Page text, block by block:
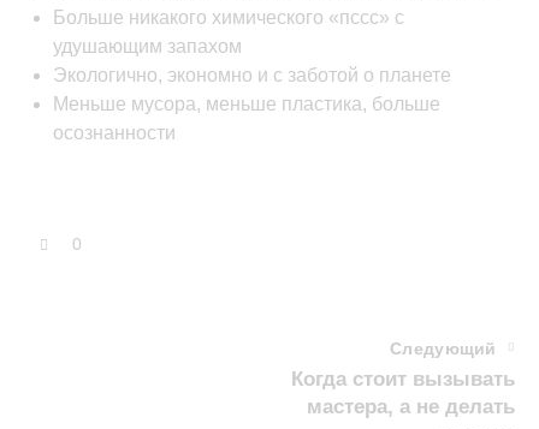
Больше никакого химического «пссс» с
удушающим запахом
Экологично, экономно и с заботой о планете
Меньше мусора, меньше пластика, больше
осознанности
0
Следующий
Когда стоит вызывать
мастера, а не делать